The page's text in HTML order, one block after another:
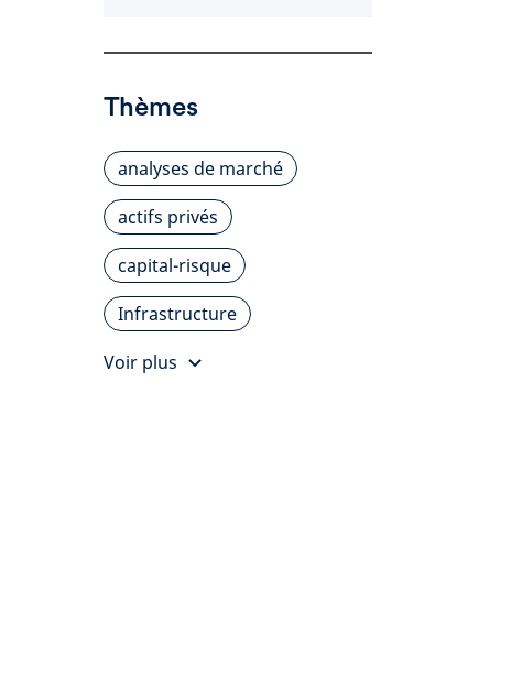
Thèmes
analyses de marché
actifs privés
capital-risque
Infrastructure
Voir plus